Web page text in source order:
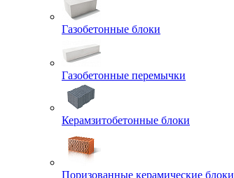
Газобетонные блоки
Газобетонные перемычки
Керамзитобетонные блоки
Поризованные керамические блоки